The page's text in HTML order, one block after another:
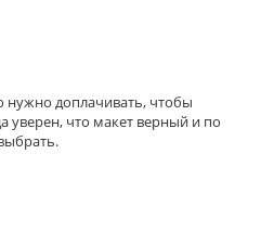
нужно доплачивать, чтобы
уверен, что макет верный и по